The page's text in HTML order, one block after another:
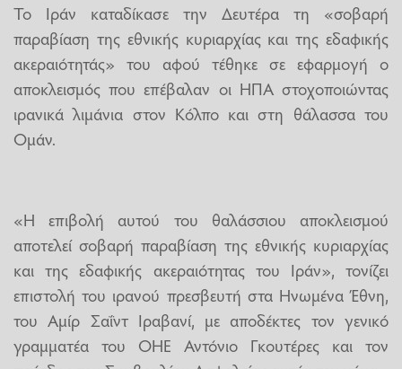
Το Ιράν καταδίκασε την Δευτέρα τη «σοβαρή
παραβίαση της εθνικής κυριαρχίας και της εδαφικής
ακεραιότητάς» του αφού τέθηκε σε εφαρμογή ο
αποκλεισμός που επέβαλαν οι ΗΠΑ στοχοποιώντας
ιρανικά λιμάνια στον Κόλπο και στη θάλασσα του
Ομάν.
«Η επιβολή αυτού του θαλάσσιου αποκλεισμού
αποτελεί σοβαρή παραβίαση της εθνικής κυριαρχίας
και της εδαφικής ακεραιότητας του Ιράν», τονίζει
επιστολή του ιρανού πρεσβευτή στα Ηνωμένα Έθνη,
του Αμίρ Σαΐντ Ιραβανί, με αποδέκτες τον γενικό
γραμματέα του ΟΗΕ Αντόνιο Γκουτέρες και τον